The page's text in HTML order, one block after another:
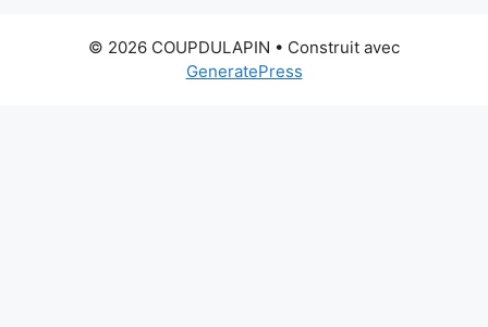
© 2026 COUPDULAPIN • Construit avec
GeneratePress